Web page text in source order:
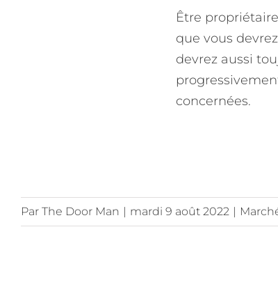
Être
que vous
devrez aussi
concernées.
Par The Door Man | mardi 9 août 2022 |